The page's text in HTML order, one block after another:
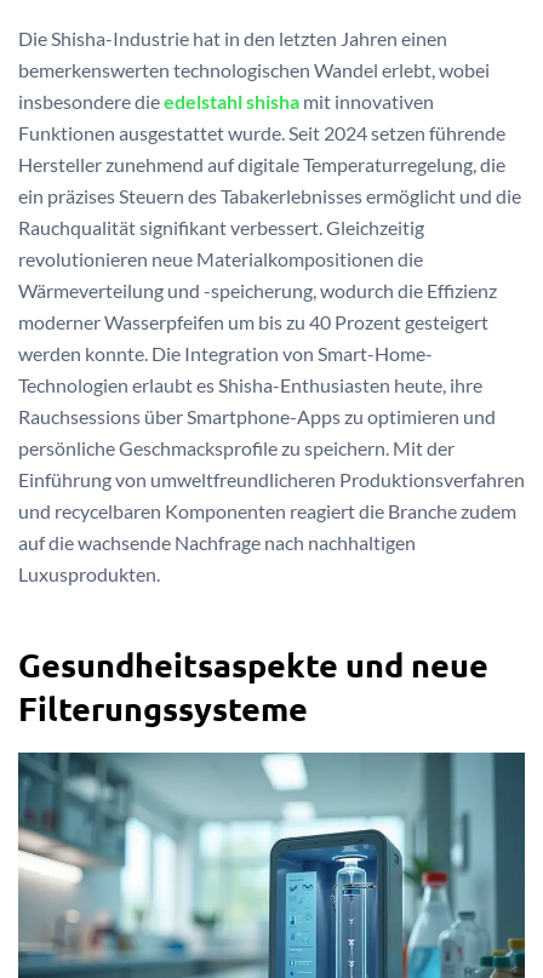
Die Shisha-Industrie hat in den letzten Jahren einen
bemerkenswerten technologischen Wandel erlebt, wobei
insbesondere dieedelstahl shisha mit innovativen
Funktionen ausgestattet wurde. Seit 2024 setzen führende
Hersteller zunehmend auf digitale Temperaturregelung, die
ein präzises Steuern des Tabakerlebnisses ermöglicht und die
Rauchqualität signifikant verbessert. Gleichzeitig
revolutionieren neue Materialkompositionen die
Wärmeverteilung und -speicherung, wodurch die Effizienz
moderner Wasserpfeifen um bis zu 40 Prozent gesteigert
werden konnte. Die Integration von Smart-Home-
Technologien erlaubt es Shisha-Enthusiasten heute, ihre
Rauchsessions über Smartphone-Apps zu optimieren und
persönliche Geschmacksprofile zu speichern. Mit der
Einführung von umweltfreundlicheren Produktionsverfahren
und recycelbaren Komponenten reagiert die Branche zudem
auf die wachsende Nachfrage nach nachhaltigen
Luxusprodukten.
Gesundheitsaspekte und neue
Filterungssysteme